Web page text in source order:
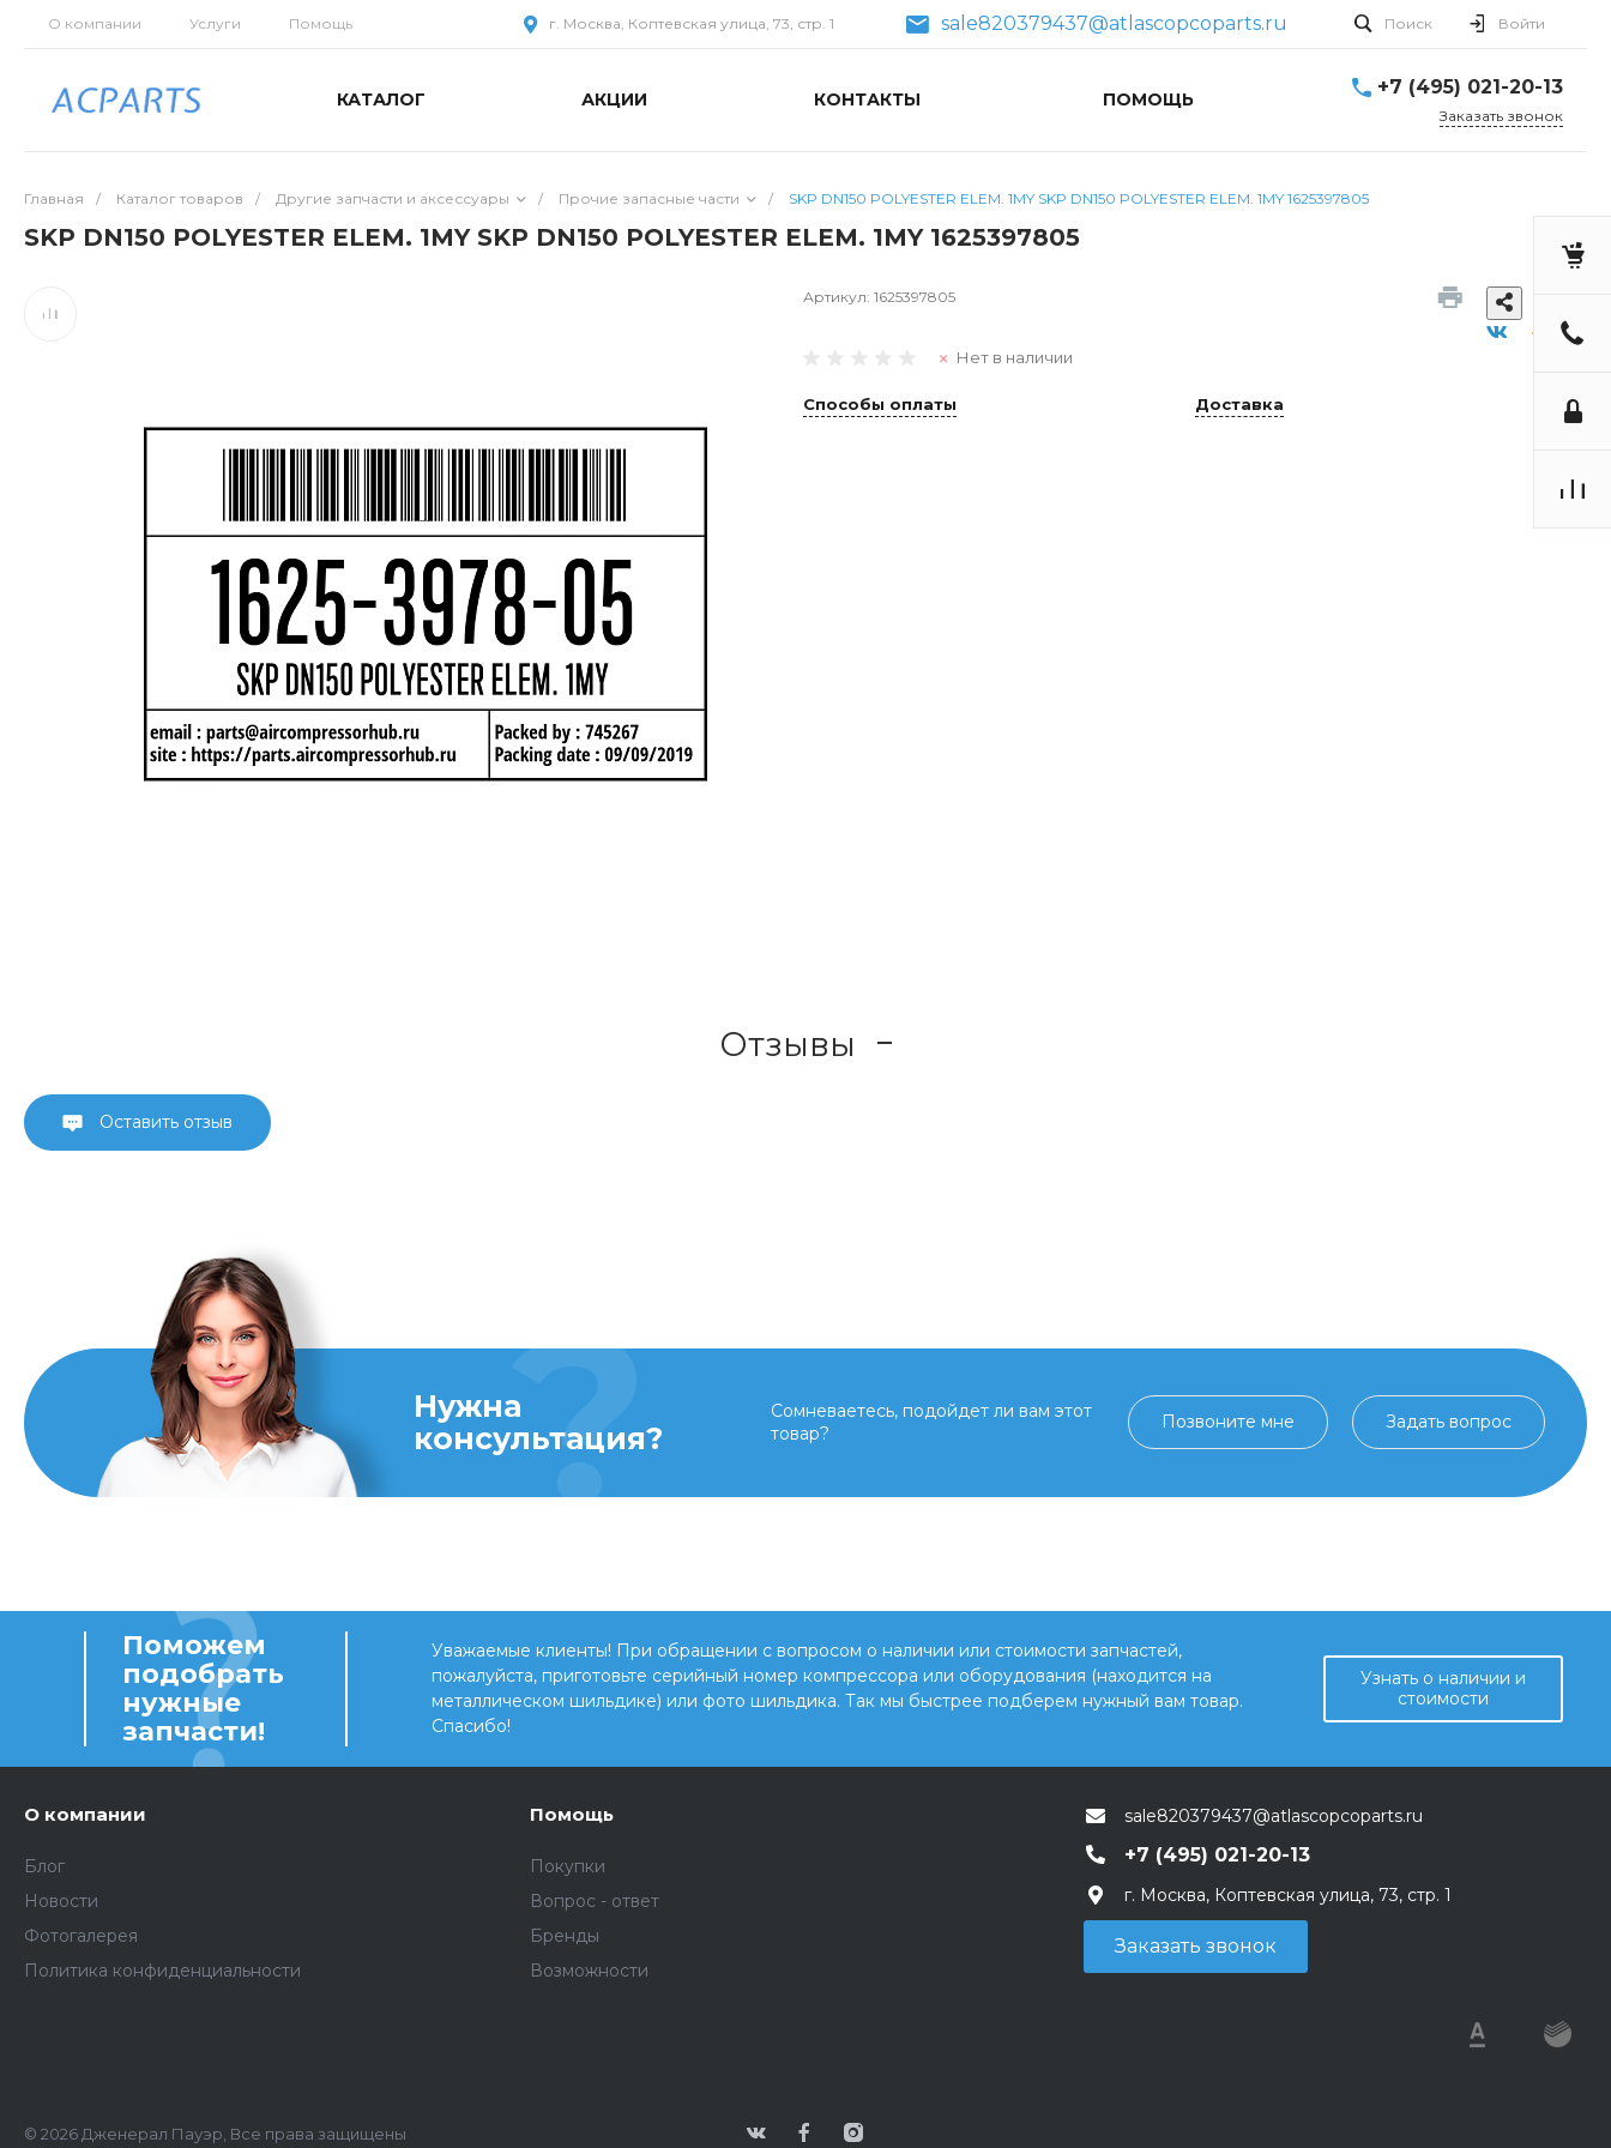
О компании Услуги Помощь г. Москва, Коптевская улица, 73, стр. 1 sale820379437@atlascopcoparts.ru Поиск Войти
КАТАЛОГ АКЦИИ КОНТАКТЫ ПОМОЩЬ
+7 (495) 021-20-13
Заказать звонок
Главная / Каталог товаров / Другие запчасти и аксессуары / Прочие запасные части / SKP DN150 POLYESTER ELEM. 1MY SKP DN150 POLYESTER ELEM. 1MY 1625397805
SKP DN150 POLYESTER ELEM. 1MY SKP DN150 POLYESTER ELEM. 1MY 1625397805
Артикул: 1625397805
Нет в наличии
Способы оплаты Доставка
Отзывы
Оставить отзыв
Нужна
консультация?
Сомневаетесь, подойдет ли вам этот
товар?
Позвоните мне Задать вопрос
Поможем
подобрать
нужные
запчасти!
Уважаемые клиенты! При обращении с вопросом о наличии или стоимости запчастей,
пожалуйста, приготовьте серийный номер компрессора или оборудования (находится на
металлическом шильдике) или фото шильдика. Так мы быстрее подберем нужный вам товар.
Спасибо!
Узнать о наличии и
стоимости
О компании
Блог
Новости
Фотогалерея
Политика конфиденциальности
Помощь
Покупки
Вопрос - ответ
Бренды
Возможности
sale820379437@atlascopcoparts.ru
+7 (495) 021-20-13
г. Москва, Коптевская улица, 73, стр. 1
Заказать звонок
© 2026 Дженерал Пауэр, Все права защищены